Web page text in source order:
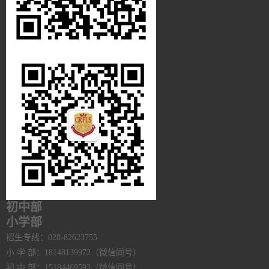
初中部
小学部
招生专线：028-82623755
小 学 部：18148139972（微信同号）